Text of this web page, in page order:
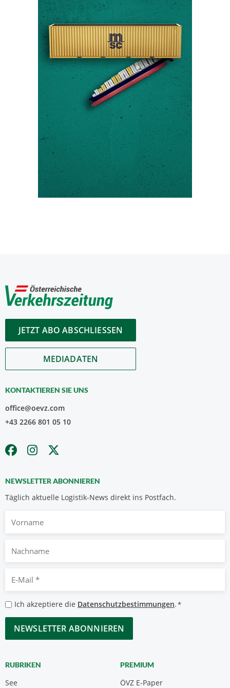
JETZT ABO ABSCHLIESSEN
MEDIADATEN
KONTAKTIEREN SIE UNS
office@oevz.com
+43 2266 801 05 10
NEWSLETTER ABONNIEREN
Täglich aktuelle Logistik-News direkt ins Postfach.
Nachname
Mail
*
Datenschutzbestimmungen
*
Ich akzeptiere die Datenschutzbestimmungen.*
CAPTCHA
RUBRIKEN
See
PREMIUM
ÖVZ E-Paper